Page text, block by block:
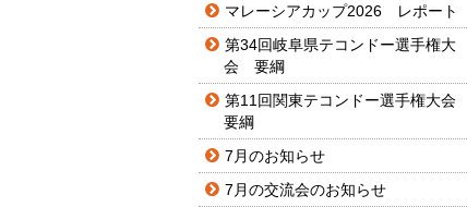
マレーシアカップ2026 レポート
第34回岐阜県テコンドー選手権大
会 要綱
第11回関東テコンドー選手権大会
要綱
7月のお知らせ
7月の交流会のお知らせ